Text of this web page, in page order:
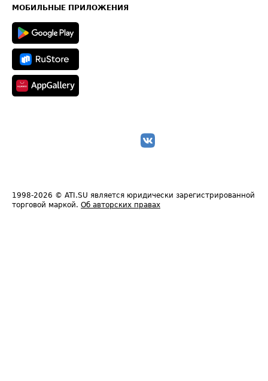
Техническая информация
МОБИЛЬНЫЕ ПРИЛОЖЕНИЯ
1998-2026 © ATI.SU является юридически зарегистрированной
торговой маркой. Об авторских правах